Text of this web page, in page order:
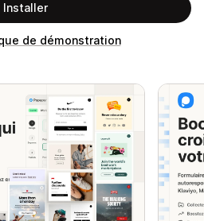
Installer
de démonstration